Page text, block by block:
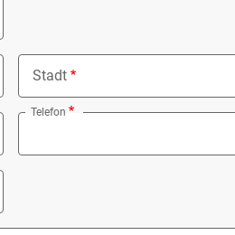
Stadt
Telefon